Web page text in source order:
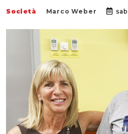
Società Marco Weber